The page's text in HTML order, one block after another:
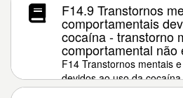
F14.9 Transtornos
comportamentais
cocaína - transtorno
comportamental não
F14 Transtornos mentais
devidos ao uso da cocaína